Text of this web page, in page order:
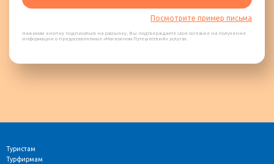
Посмотрите пример письма
Нажимая кнопку подписаться на рассылку, Вы подтверждаете свое согласие на получение
информации о предоставляемых «Магазином Путешествий» услугах.
Туристам
Турфирмам